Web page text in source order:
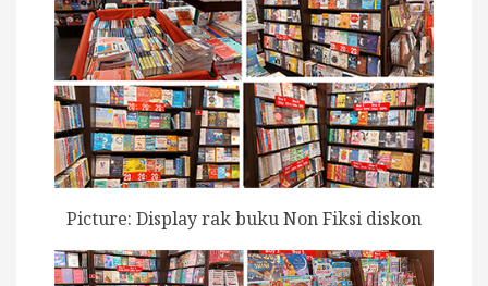
Picture: Display rak buku Non Fiksi diskon